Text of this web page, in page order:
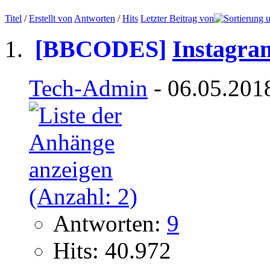
Titel /Erstellt von Antworten /Hits Letzter Beitrag von
[BBCODES]
Tech-Admin -
Antworten: 9
Hits: 40.972